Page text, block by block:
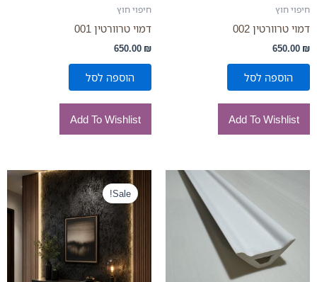
חיפוי חוץ
דמוי טרוורטין 002
650.00 ₪
הוספה לסל
Add To Wishlist
חיפוי חוץ
דמוי טרוורטין 001
650.00 ₪
הוספה לסל
Add To Wishlist
למוצר
יש
מספר
סוגים.
Sale!
המחיר
המקורי
היה:
420.00 ₪.
המחיר
הוא:
295.00 ₪.